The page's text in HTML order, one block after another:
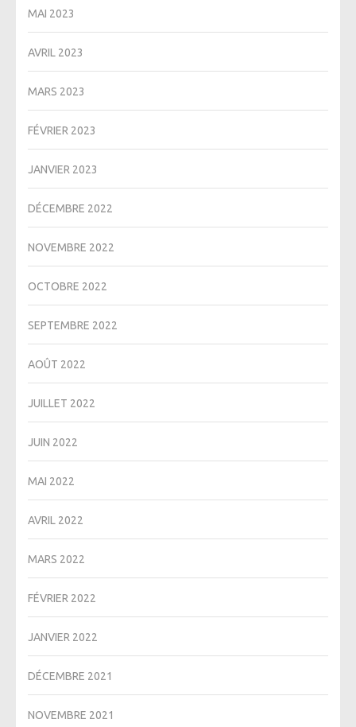
MAI 2023
AVRIL 2023
MARS 2023
FÉVRIER 2023
JANVIER 2023
DÉCEMBRE 2022
NOVEMBRE 2022
OCTOBRE 2022
SEPTEMBRE 2022
AOÛT 2022
JUILLET 2022
JUIN 2022
MAI 2022
AVRIL 2022
MARS 2022
FÉVRIER 2022
JANVIER 2022
DÉCEMBRE 2021
NOVEMBRE 2021